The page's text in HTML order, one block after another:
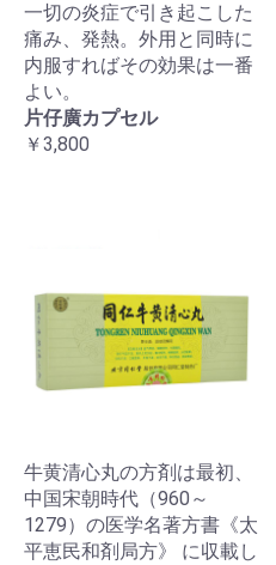
一切の炎症で引き起こした
痛み、発熱。外用と同時に
内服すればその効果は一番
よい。
片仔廣カプセル
￥3,800
牛黄清心丸の方剤は最初、
中国宋朝時代（960～
1279）の医学名著方書《太
平恵民和剤局方》 に収載し